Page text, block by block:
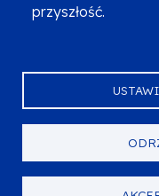
przyszłość.
Serwis dofinansowany
© Urząd Marszałkowski